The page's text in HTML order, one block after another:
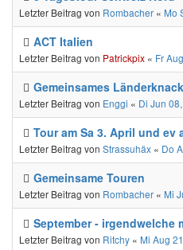
Letzter Beitrag von Rombacher « Mo
ACT Italien
Letzter Beitrag von Patrickpix « Fr
Gemeinsames
Letzter Beitrag von Enggi « Di Jun
Tour am Sa 3. April und ev
Letzter Beitrag von Strassuhäx « Do
Gemeinsame Touren
Letzter Beitrag von Rombacher « Mi
September - irgendwelche
Letzter Beitrag von Ritchy « Mi Aug